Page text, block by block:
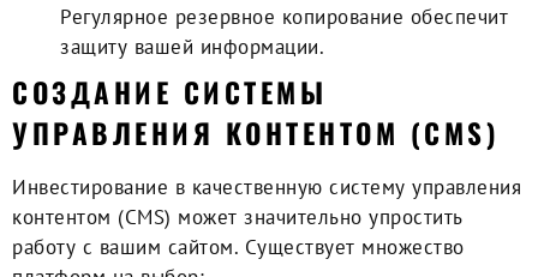
Регулярное резервное копирование обеспечит
защиту вашей информации.
CОЗДАНИЕ СИСТЕМЫ
УПРАВЛЕНИЯ КОНТЕНТОМ (CMS)
Инвестирование в качественную систему управления
контентом (CMS) может значительно упростить
работу с вашим сайтом. Существует множество